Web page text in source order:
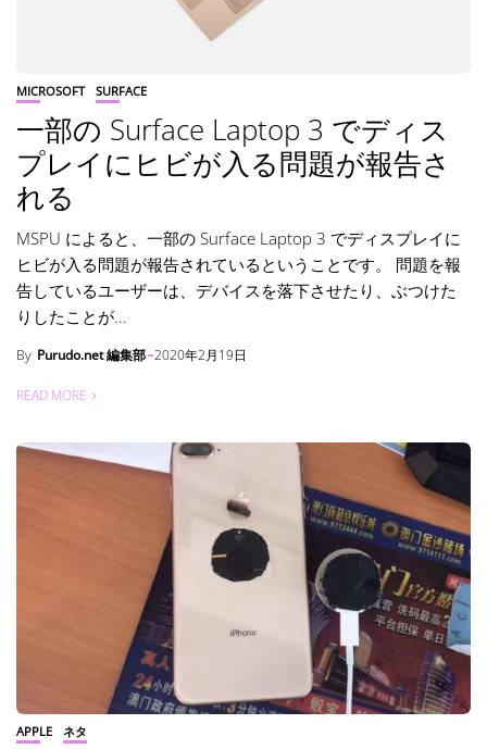
MICROSOFT SURFACE
一部の Surface Laptop 3 でディス
プレイにヒビが入る問題が報告さ
れる
MSPU によると、一部の Surface Laptop 3 でディスプレイに
ヒビが入る問題が報告されているということです。 問題を報
告しているユーザーは、デバイスを落下させたり、ぶつけた
りしたことが...
By Purudo.net 編集部 2020年2月19日
READ MORE
APPLE ネタ